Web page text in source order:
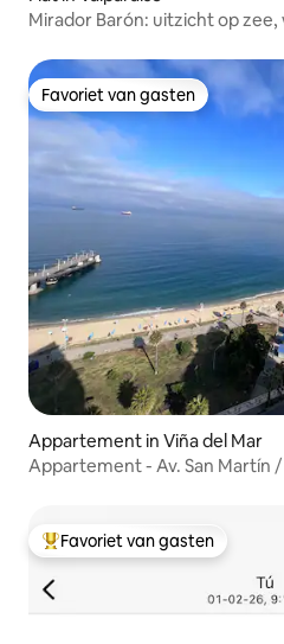
Mirador Barón: uitzicht op
Favoriet van gasten
Favoriet van gasten
Appartement in Viña del Mar
Appartement - Av. San Martín /
Topfavoriet van gasten
Favoriet van gasten